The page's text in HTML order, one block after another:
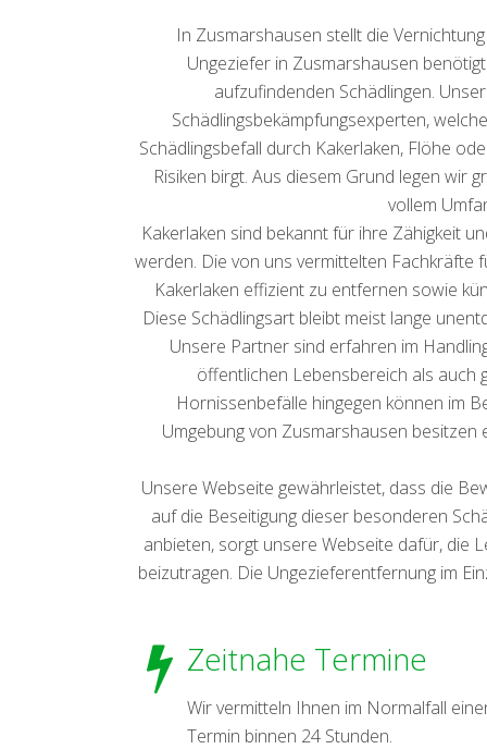
In Zusmarshausen stellt die
Ungeziefer in Zusmarshausen
aufzufindenden Schädlingen.
Schädlingsbekämpfungsexperten,
Schädlingsbefall durch Kakerlaken, Flöhe
Risiken birgt. Aus diesem Grund legen wir
vollem
Kakerlaken sind bekannt für ihre Zähigkeit
werden. Die von uns vermittelten Fachkräfte
Kakerlaken effizient zu entfernen sowie
Diese Schädlingsart bleibt meist lange
Unsere Partner sind erfahren im
öffentlichen Lebensbereich als auch
Hornissenbefälle hingegen können im
Umgebung von Zusmarshausen
Unsere Webseite gewährleistet, dass die
auf die Beseitigung dieser besonderen
anbieten, sorgt unsere Webseite dafür, die
beizutragen. Die Ungezieferentfernung im
Zeitnahe Termine
Wir vermitteln Ihnen im Normalfall
Termin binnen 24 Stunden.